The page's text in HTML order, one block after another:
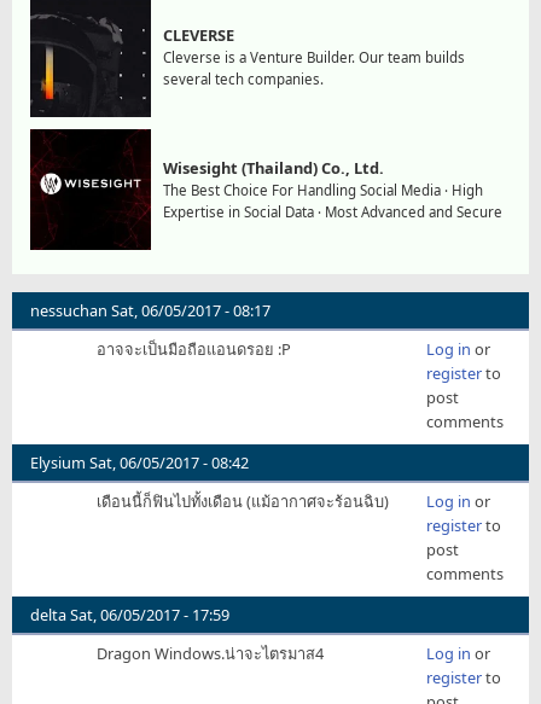
CLEVERSE
Cleverse is a Venture Builder. Our team builds
several tech companies.
Wisesight (Thailand) Co., Ltd.
The Best Choice For Handling Social Media · High
Expertise in Social Data · Most Advanced and Secure
nessuchan Sat, 06/05/2017 - 08:17
อาจจะเป็นมือถือแอนดรอย :P
Log in or
registerto
post
comments
Elysium Sat, 06/05/2017 - 08:42
เดือนนี้ก็ฟินไปทั้งเดือน (แม้อากาศจะร้อนฉิบ)
Log in or
registerto
post
comments
deltaSat, 06/05/2017 - 17:59
Dragon Windows.น่าจะไตรมาส4
Log in or
registerto